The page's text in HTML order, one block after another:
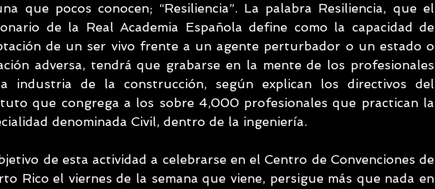
que pocos conocen; “Resiliencia”. La palabra Resiliencia, que el
de la Real Academia Española define como la capacidad de
de un ser vivo frente a un agente perturbador o un estado o
adversa, tendrá que grabarse en la mente de los profesionales
industria de la construcción, según explican los directivos del
que congrega a los sobre 4,000 profesionales que practican la
denominada Civil, dentro de la ingeniería.
de esta actividad a celebrarse en el Centro de Convenciones de
Rico el viernes de la semana que viene, persigue más que nada en